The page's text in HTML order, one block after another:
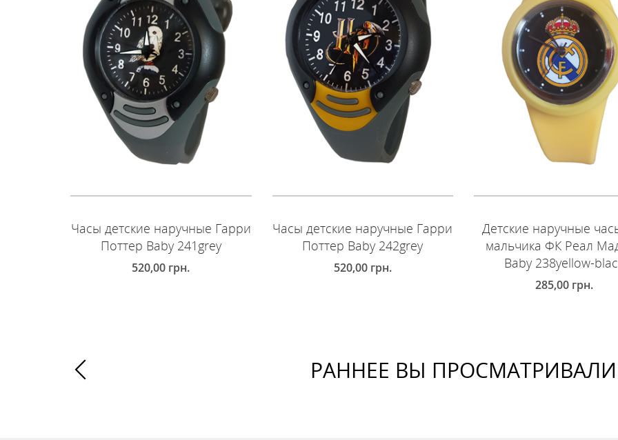
Часы детские наручные Гарри
Поттер Baby 241grey
520,00 грн.
Часы детские наручные Гарри
Поттер Baby 242grey
520,00 грн.
Детские наручные
мальчика ФК Реал
Baby 238yellow-
285,00 грн.
РАННЕЕ ВЫ ПРОСМАТРИВАЛИ